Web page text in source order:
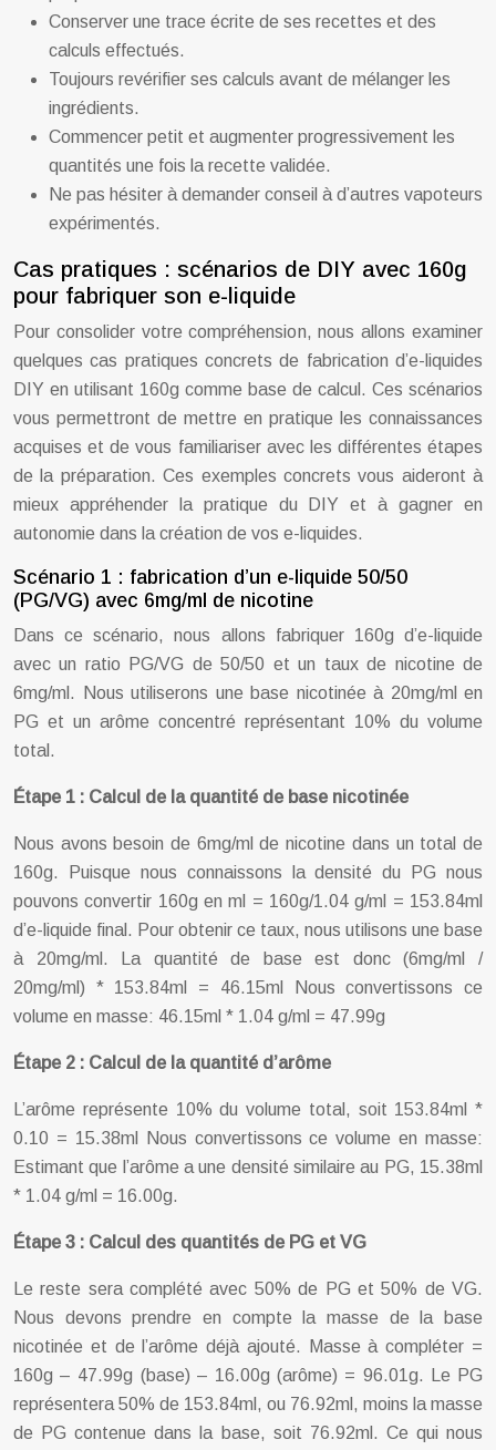
Conserver une trace écrite de ses recettes et des
calculs effectués.
Toujours revérifier ses calculs avant de mélanger les
ingrédients.
Commencer petit et augmenter progressivement les
quantités une fois la recette validée.
Ne pas hésiter à demander conseil à d’autres vapoteurs
expérimentés.
Cas pratiques : scénarios de DIY avec 160g
pour fabriquer son e-liquide
Pour consolider votre compréhension, nous allons examiner
quelques cas pratiques concrets de fabrication d’e-liquides
DIY en utilisant 160g comme base de calcul. Ces scénarios
vous permettront de mettre en pratique les connaissances
acquises et de vous familiariser avec les différentes étapes
de la préparation. Ces exemples concrets vous aideront à
mieux appréhender la pratique du DIY et à gagner en
autonomie dans la création de vos e-liquides.
Scénario 1 : fabrication d’un e-liquide 50/50
(PG/VG) avec 6mg/ml de nicotine
Dans ce scénario, nous allons fabriquer 160g d’e-liquide
avec un ratio PG/VG de 50/50 et un taux de nicotine de
6mg/ml. Nous utiliserons une base nicotinée à 20mg/ml en
PG et un arôme concentré représentant 10% du volume
total.
Étape 1 : Calcul de la quantité de base nicotinée
Nous avons besoin de 6mg/ml de nicotine dans un total de
160g. Puisque nous connaissons la densité du PG nous
pouvons convertir 160g en ml = 160g/1.04 g/ml = 153.84ml
d’e-liquide final. Pour obtenir ce taux, nous utilisons une base
à 20mg/ml. La quantité de base est donc (6mg/ml /
20mg/ml) * 153.84ml = 46.15ml Nous convertissons ce
volume en masse: 46.15ml * 1.04 g/ml = 47.99g
Étape 2 : Calcul de la quantité d’arôme
L’arôme représente 10% du volume total, soit 153.84ml *
0.10 = 15.38ml Nous convertissons ce volume en masse:
Estimant que l’arôme a une densité similaire au PG, 15.38ml
* 1.04 g/ml = 16.00g.
Étape 3 : Calcul des quantités de PG et VG
Le reste sera complété avec 50% de PG et 50% de VG.
Nous devons prendre en compte la masse de la base
nicotinée et de l’arôme déjà ajouté. Masse à compléter =
160g – 47.99g (base) – 16.00g (arôme) = 96.01g. Le PG
représentera 50% de 153.84ml, ou 76.92ml, moins la masse
de PG contenue dans la base, soit 76.92ml. Ce qui nous